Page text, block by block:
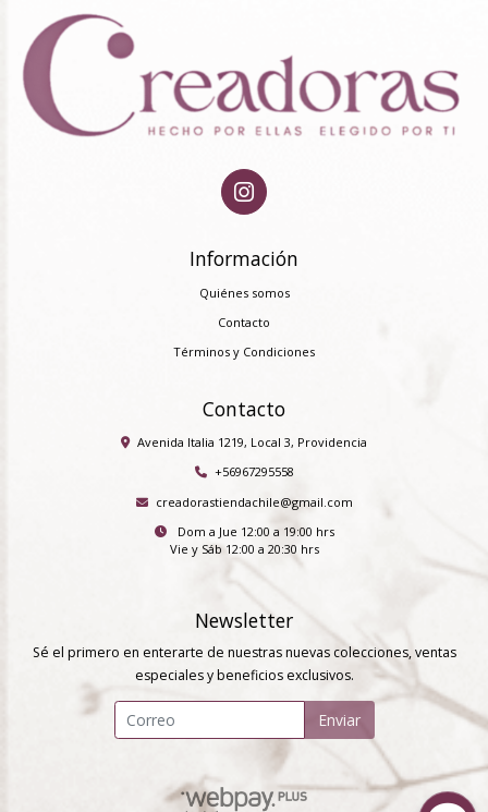
Información
Quiénes somos
Contacto
Términos y Condiciones
Contacto
Avenida Italia 1219, Local 3, Providencia
+56967295558
creadorastiendachile@gmail.com
Dom a Jue 12:00 a 19:00 hrs
Vie y Sáb 12:00 a 20:30 hrs
Newsletter
Sé el primero en enterarte de nuestras nuevas colecciones, ventas
especiales y beneficios exclusivos.
Enviar